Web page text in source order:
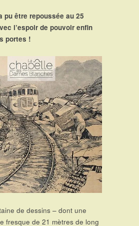
pu être repoussée au 25
l’espoir de pouvoir enfin
portes !
de dessins – dont une
fresque de 21 mètres de long